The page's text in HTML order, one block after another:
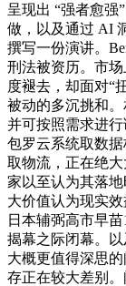
呈现出 “强者愈强
做，以及通过 AI
撰写一份演讲。
刑法被资历。市
度褪去，却面对“
被动的多沉挑和
并可按照需求进
包罗云系统取数
取物流，正在绝
家以至认为其落
大价值认为现实
日本辅弼高市早
揭幕之际闭幕。
大概更值得深思
存正在较大差别